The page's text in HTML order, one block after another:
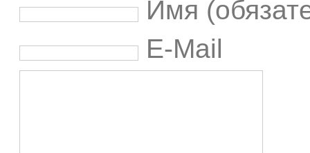
Имя
E-Mail